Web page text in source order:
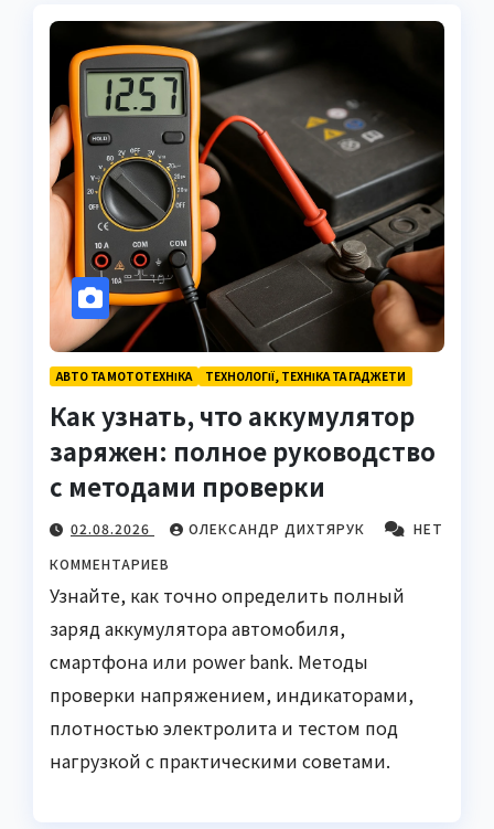
АВТО ТА МОТОТЕХНІКА ТЕХНОЛОГІЇ, ТЕХНІКА ТА ГАДЖЕТИ
Как узнать, что аккумулятор
заряжен: полное руководство
с методами проверки
02.08.2026 ОЛЕКСАНДР ДИХТЯРУК
НЕТ
КОММЕНТАРИЕВ
Узнайте, как точно определить полный
заряд аккумулятора автомобиля,
смартфона или power bank. Методы
проверки напряжением, индикаторами,
плотностью электролита и тестом под
нагрузкой с практическими советами.